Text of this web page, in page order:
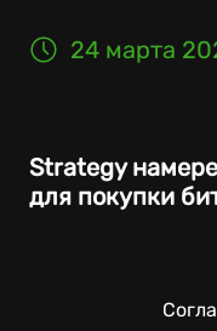
24 марта
Strategy
для покупки